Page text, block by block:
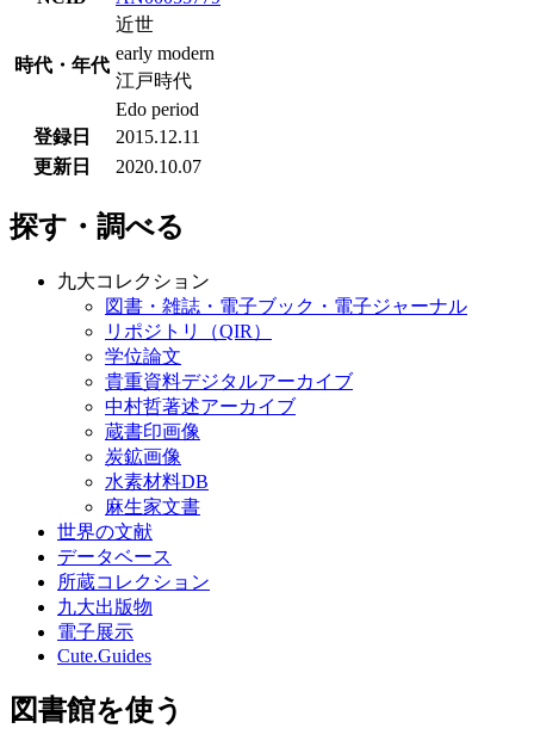
時代・年代
近世
early modern
江戸時代
Edo period
登録日
2015.12.11
更新日
2020.10.07
探す・調べる
九大コレクション
図書・雑誌・電子ブック・電子ジャーナル
リポジトリ（QIR）
学位論文
貴重資料デジタルアーカイブ
中村哲著述アーカイブ
蔵書印画像
炭鉱画像
水素材料DB
麻生家文書
世界の文献
データベース
所蔵コレクション
九大出版物
電子展示
Cute.Guides
図書館を使う